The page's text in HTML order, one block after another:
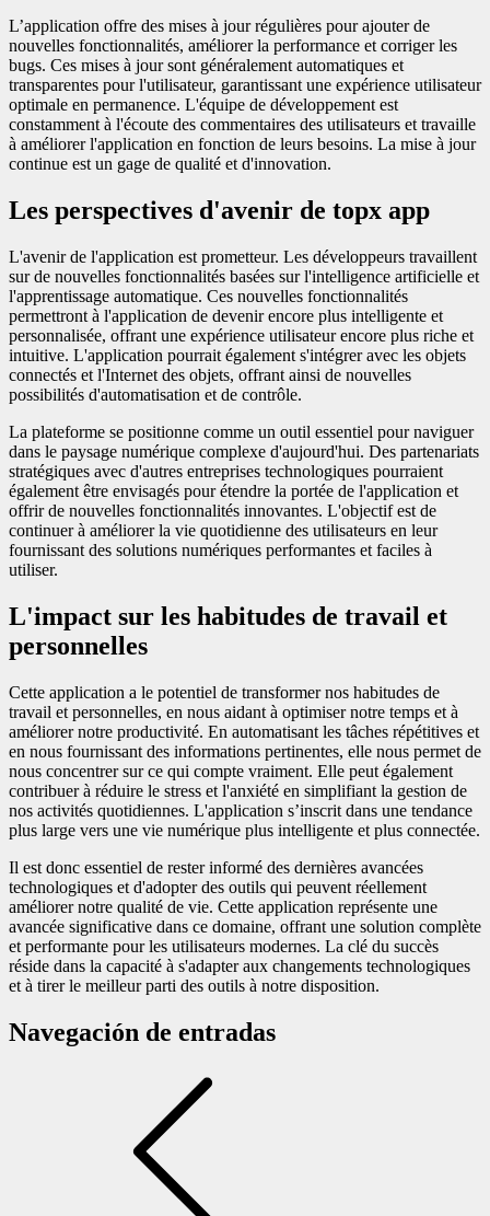
L’application offre des mises à jour régulières pour ajouter de
nouvelles fonctionnalités, améliorer la performance et corriger les
bugs. Ces mises à jour sont généralement automatiques et
transparentes pour l'utilisateur, garantissant une expérience utilisateur
optimale en permanence. L'équipe de développement est
constamment à l'écoute des commentaires des utilisateurs et travaille
à améliorer l'application en fonction de leurs besoins. La mise à jour
continue est un gage de qualité et d'innovation.
Les perspectives d'avenir de topx app
L'avenir de l'application est prometteur. Les développeurs travaillent
sur de nouvelles fonctionnalités basées sur l'intelligence artificielle et
l'apprentissage automatique. Ces nouvelles fonctionnalités
permettront à l'application de devenir encore plus intelligente et
personnalisée, offrant une expérience utilisateur encore plus riche et
intuitive. L'application pourrait également s'intégrer avec les objets
connectés et l'Internet des objets, offrant ainsi de nouvelles
possibilités d'automatisation et de contrôle.
La plateforme se positionne comme un outil essentiel pour naviguer
dans le paysage numérique complexe d'aujourd'hui. Des partenariats
stratégiques avec d'autres entreprises technologiques pourraient
également être envisagés pour étendre la portée de l'application et
offrir de nouvelles fonctionnalités innovantes. L'objectif est de
continuer à améliorer la vie quotidienne des utilisateurs en leur
fournissant des solutions numériques performantes et faciles à
utiliser.
L'impact sur les habitudes de travail et
personnelles
Cette application a le potentiel de transformer nos habitudes de
travail et personnelles, en nous aidant à optimiser notre temps et à
améliorer notre productivité. En automatisant les tâches répétitives et
en nous fournissant des informations pertinentes, elle nous permet de
nous concentrer sur ce qui compte vraiment. Elle peut également
contribuer à réduire le stress et l'anxiété en simplifiant la gestion de
nos activités quotidiennes. L'application s’inscrit dans une tendance
plus large vers une vie numérique plus intelligente et plus connectée.
Il est donc essentiel de rester informé des dernières avancées
technologiques et d'adopter des outils qui peuvent réellement
améliorer notre qualité de vie. Cette application représente une
avancée significative dans ce domaine, offrant une solution complète
et performante pour les utilisateurs modernes. La clé du succès
réside dans la capacité à s'adapter aux changements technologiques
et à tirer le meilleur parti des outils à notre disposition.
Navegación de entradas